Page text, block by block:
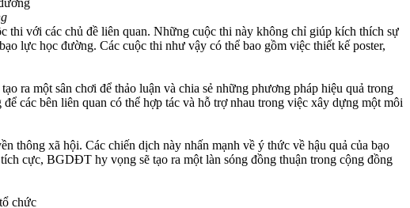
với các chủ đề liên quan. Những cuộc thi này không chỉ giúp kích thích sự
lực học đường. Các cuộc thi như vậy có thể bao gồm việc thiết kế poster,
ra một sân chơi để thảo luận và chia sẻ những phương pháp hiệu quả trong
các bên liên quan có thể hợp tác và hỗ trợ nhau trong việc xây dựng một môi
thông xã hội. Các chiến dịch này nhấn mạnh về ý thức về hậu quả của bạo
cực, BGDĐT hy vọng sẽ tạo ra một làn sóng đồng thuận trong cộng đồng